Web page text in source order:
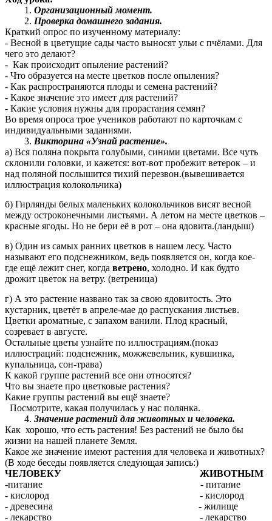
Организационный момент.
Проверка домашнего задания.
Краткий опрос по изученному материалу:
- Весной в цветущие сады часто выносят ульи с пчёлами. Для
чего это делают?
- Как происходит опыление растений?
- Что образуется на месте цветков после опыления?
- Как распространяются плоды и семена растений?
- Какое значение это имеет для растений?
- Какие условия нужны для прорастания семян?
Во время опроса трое учеников работают по карточкам с
индивидуальными заданиями.
Викторина «Узнай растение».
а) Вся поляна покрыта голубыми, синими цветами. Все чуть
склонили головки, и кажется: вот-вот пробежит ветерок – и
над поляной послышится тихий перезвон.(вывешивается
иллюстрация колокольчика)
б) Гирлянды белых маленьких колокольчиков висят весной
между остроконечными листьями. А летом на месте цветков –
красные ягоды. Но не бери её в рот – она ядовита.(ландыш)
в) Один из самых ранних цветков в нашем лесу. Часто
называют его подснежником, ведь появляется он, когда кое-
где ещё лежит снег, когда ветрено, холодно. И как будто
дрожит цветок на ветру. (ветреница)
г) А это растение названо так за свою ядовитость. Это
кустарник, цветёт в апреле-мае до распускания листьев.
Цветки ароматные, с запахом ванили. Плод красный,
созревает в августе.
Остальные цветы узнайте по иллюстрациям.(показ
иллюстраций: подснежник, можжевельник, кувшинка,
купальница, сон-трава)
К какой группе растений все они относятся?
Что вы знаете про цветковые растения?
Какие группы растений вы ещё знаете?
Посмотрите, какая получилась у нас полянка.
Значение растений для животных и человека.
Как хорошо, что есть растения! Без растений не было бы
жизни на нашей планете Земля.
Какое же значение имеют растения для человека и животных?
(В ходе беседы появляется следующая запись:)
ЧЕЛОВЕКУ ЖИВОТНЫМ
-питание - питание
- кислород - кислород
- древесина - жилище
- лекарство - лекарство